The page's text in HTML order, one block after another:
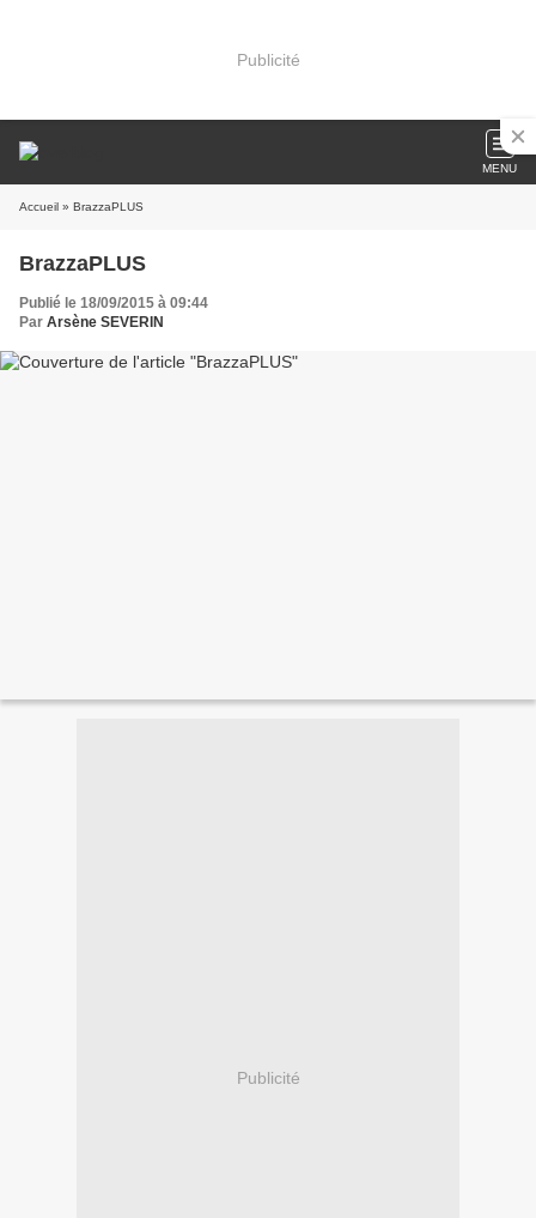
Publicité
MENU
Accueil » BrazzaPLUS
BrazzaPLUS
Publié le 18/09/2015 à 09:44
Par Arsène SEVERIN
Publicité